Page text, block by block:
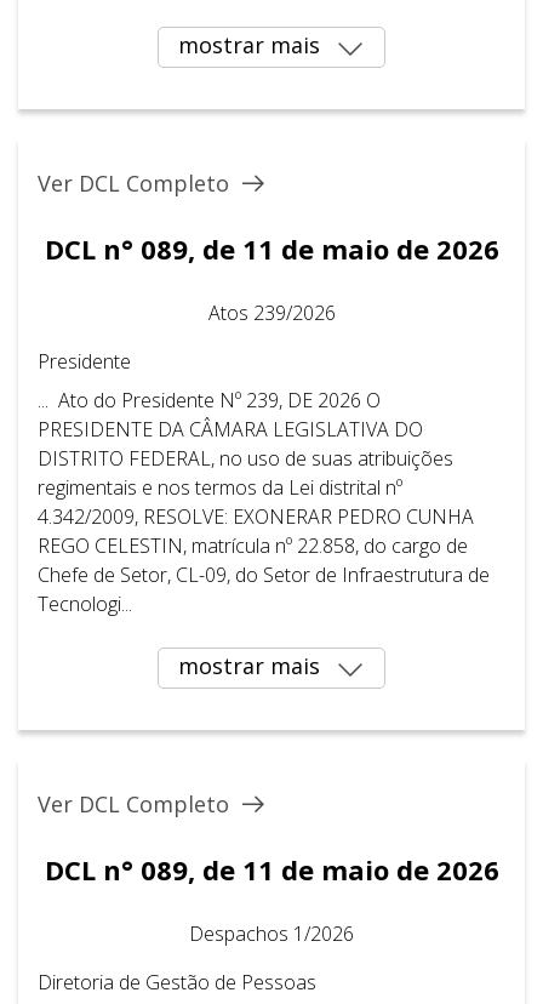
mostrar mais
Ver DCL Completo
DCL n° 089, de 11 de maio de 2026
Atos 239/2026
Presidente
... Ato do Presidente Nº 239, DE 2026 O
PRESIDENTE DA CÂMARA LEGISLATIVA DO
DISTRITO FEDERAL, no uso de suas atribuições
regimentais e nos termos da Lei distrital nº
4.342/2009, RESOLVE: EXONERAR PEDRO CUNHA
REGO CELESTIN, matrícula nº 22.858, do cargo de
Chefe de Setor, CL-09, do Setor de Infraestrutura de
Tecnologi...
mostrar mais
Ver DCL Completo
DCL n° 089, de 11 de maio de 2026
Despachos 1/2026
Diretoria de Gestão de Pessoas